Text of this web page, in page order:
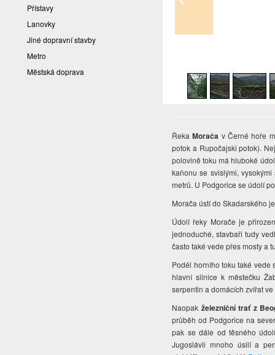
Přístavy
Lanovky
Jiné dopravní stavby
Metro
Městská doprava
ŘekaMorača v Černé hoře
potok a Rupočajski potok).
polovině toku má hluboké
kaňonu se svislými,
metrů. U Podgorice se údolí
Morača ústí do Skadarského
Údolí řeky Morače je
jednoduché, stavbaři tudy
často také vede přes mosty a
Podél horního toku také vede
hlavní silnice k městečku
serpentin a domácích zvířat
Naopak železniční trať z
průběh od Podgorice na
pak se dále od těsného
Jugoslávii mnoho úsilí a